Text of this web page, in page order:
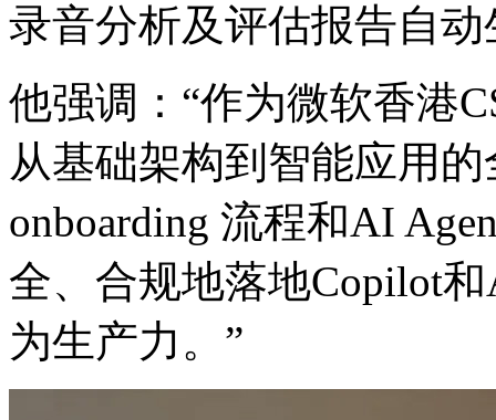
录音分析及评估报告自
他强调：“作为微软
从基础架构到智能应用的
onboarding 流程和AI Agent
全、合规地落地
为生产力。”